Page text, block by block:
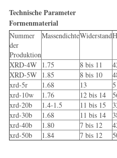
Technische Parameter
Formenmaterial
Nummer
der
Produktion
MassendichteWiderstand
XRD-4W 1.75 8 bis 11
XRD-5W
1.85 8 bis 10
xrd-5r
1.68 13
xrd-10w
1.76 12 bis 14
xrd-20b
1.4-1.5 11 bis 15
xrd-30b
1.68 11 bis 14
xrd-40b
1.80 7 bis 12
xrd-50b
1.84 7 bis 12